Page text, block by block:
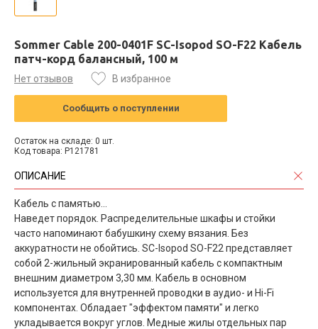
Sommer Cable 200-0401F SC-Isopod SO-F22 Кабель
патч-корд балансный, 100 м
Нет отзывов В избранное
Сообщить о поступлении
Остаток на складе: 0 шт.
Код товара: P121781
ОПИСАНИЕ
Кабель с памятью...
Наведет порядок. Распределительные шкафы и стойки
часто напоминают бабушкину схему вязания. Без
аккуратности не обойтись. SC-Isopod SO-F22 представляет
собой 2-жильный экранированный кабель с компактным
внешним диаметром 3,30 мм. Кабель в основном
используется для внутренней проводки в аудио- и Hi-Fi
компонентах. Обладает "эффектом памяти" и легко
укладывается вокруг углов. Медные жилы отдельных пар